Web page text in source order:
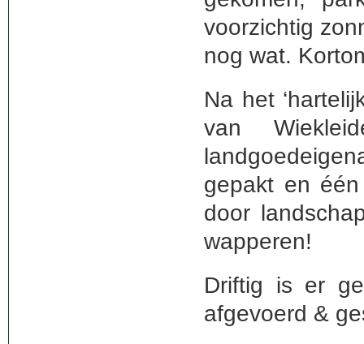
voorzichtig
nog wat.
Na het
van
gepakt en
door
wapperen!
Driftig is er
afgevoerd &